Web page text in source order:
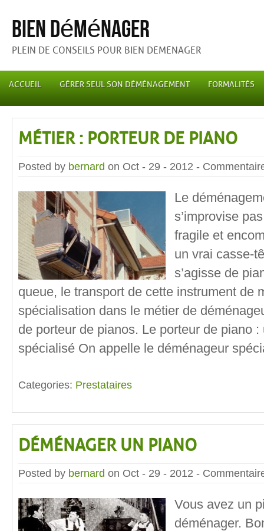
Bien déménager
PLEIN DE CONSEILS POUR BIEN DÉMÉNAGER
ACCUEIL GÉRER SEUL SON DÉMÉNAGEMENT FORMALITÉS
MÉTIER : PORTEUR DE PIANO
Posted by bernard on Oct - 29 - 2012 -
Le
s’improvise
fragile et
un vrai casse-
s’agisse de
queue, le transport de cette instrument de
spécialisation dans le métier de
de porteur de pianos. Le porteur de piano
spécialisé On appelle le déménageur
Categories: Prestataires
DÉMÉNAGER UN PIANO
Posted by bernard on Oct - 29 - 2012 -
Vous avez un
déménager.